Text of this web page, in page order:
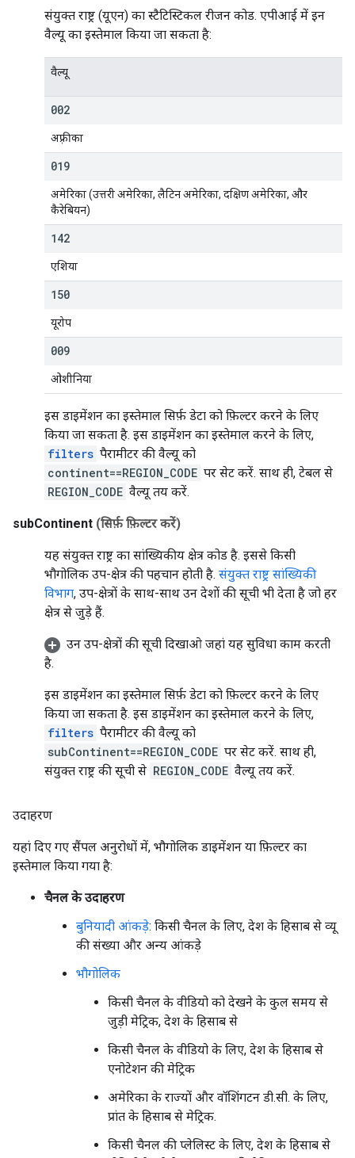
संयुक्त राष्ट्र (यूएन) का स्टैटिस्टिकल रीजन कोड. एपीआई में इन
वैल्यू का इस्तेमाल किया जा सकता है:
वैल्यू
002
अफ़्रीका
019
अमेरिका (उत्तरी अमेरिका, लैटिन अमेरिका, दक्षिण अमेरिका, और
कैरेबियन)
142
एशिया
150
यूरोप
009
ओशीनिया
इस डाइमेंशन का इस्तेमाल सिर्फ़ डेटा को फ़िल्टर करने के लिए
किया जा सकता है. इस डाइमेंशन का इस्तेमाल करने के लिए,
filters पैरामीटर की वैल्यू को
continent==REGION_CODE पर सेट करें. साथ ही, टेबल से
REGION_CODE वैल्यू तय करें.
subContinent (सिर्फ़ फ़िल्टर करें)
यह संयुक्त राष्ट्र का सांख्यिकीय क्षेत्र कोड है. इससे किसी
भौगोलिक उप-क्षेत्र की पहचान होती है. संयुक्त राष्ट्र सांख्यिकी
विभाग, उप-क्षेत्रों के साथ-साथ उन देशों की सूची भी देता है जो हर
क्षेत्र से जुड़े हैं.
उन उप-क्षेत्रों की सूची दिखाओ जहां यह सुविधा काम करती
है.
इस डाइमेंशन का इस्तेमाल सिर्फ़ डेटा को फ़िल्टर करने के लिए
किया जा सकता है. इस डाइमेंशन का इस्तेमाल करने के लिए,
filters पैरामीटर की वैल्यू को
subContinent==REGION_CODE पर सेट करें. साथ ही,
संयुक्त राष्ट्र की सूची से REGION_CODE वैल्यू तय करें.
उदाहरण
यहां दिए गए सैंपल अनुरोधों में, भौगोलिक डाइमेंशन या फ़िल्टर का
इस्तेमाल किया गया है:
चैनल के उदाहरण
बुनियादी आंकड़े: किसी चैनल के लिए, देश के हिसाब से व्यू
की संख्या और अन्य आंकड़े
भौगोलिक
किसी चैनल के वीडियो को देखने के कुल समय से
जुड़ी मेट्रिक, देश के हिसाब से
किसी चैनल के वीडियो के लिए, देश के हिसाब से
एनोटेशन की मेट्रिक
अमेरिका के राज्यों और वॉशिंगटन डी.सी. के लिए,
प्रांत के हिसाब से मेट्रिक.
किसी चैनल की प्लेलिस्ट के लिए, देश के हिसाब से